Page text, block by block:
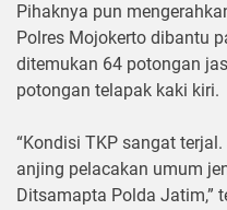
Pihaknya pun
Polres Mojokerto dibantu
ditemukan 64 potongan
potongan telapak kaki kiri.
“Kondisi TKP sangat
anjing pelacakan umum
Ditsamapta Polda Jatim,”